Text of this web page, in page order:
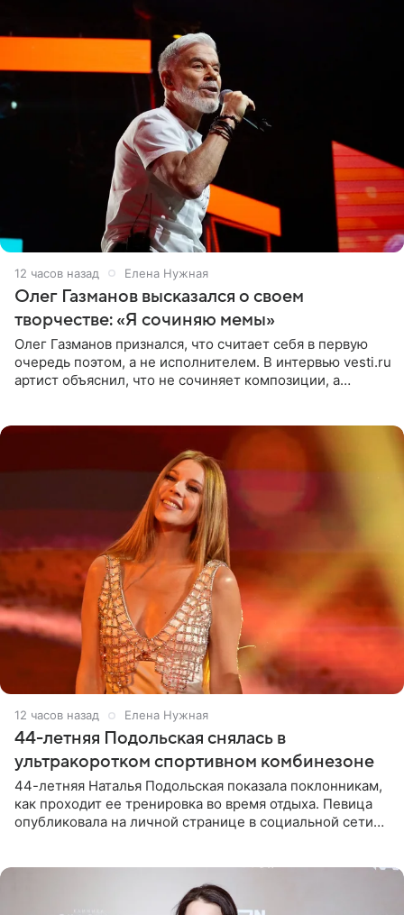
12 часов назад Елена Нужная
Олег Газманов высказался о своем
творчестве: «Я сочиняю мемы»
Олег Газманов признался, что считает себя в первую
очередь поэтом, а не исполнителем. В интервью vesti.ru
артист объяснил, что не сочиняет композиции, а
12 часов назад Елена Нужная
44-летняя Подольская снялась в
ультракоротком спортивном комбинезоне
44-летняя Наталья Подольская показала поклонникам,
как проходит ее тренировка во время отдыха. Певица
опубликовала на личной странице в социальной сети